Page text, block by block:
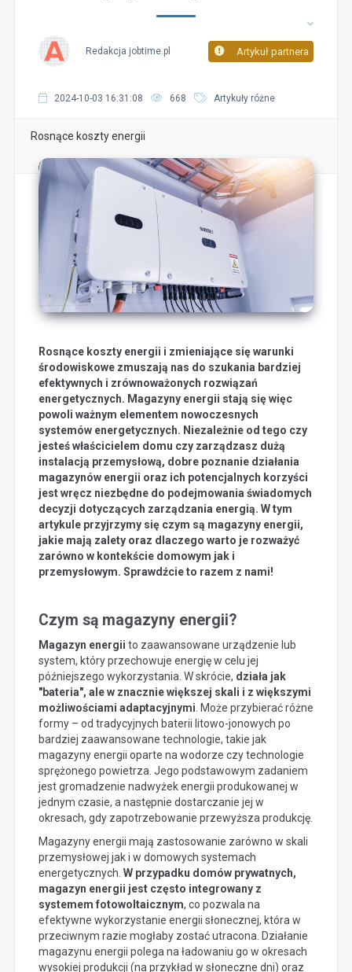
Artykuł partnera
Redakcja jobtime.pl
2024-10-03 16:31:08 668 Artykuły różne
Rosnące koszty energii
Rosnące koszty energii i zmieniające się warunki
środowiskowe zmuszają nas do szukania bardziej
efektywnych i zrównoważonych rozwiązań
energetycznych. Magazyny energii stają się więc
powoli ważnym elementem nowoczesnych
systemów energetycznych. Niezależnie od tego czy
jesteś właścicielem domu czy zarządzasz dużą
instalacją przemysłową, dobre poznanie działania
magazynów energii oraz ich potencjalnych korzyści
jest wręcz niezbędne do podejmowania świadomych
decyzji dotyczących zarządzania energią. W tym
artykule przyjrzymy się czym są magazyny energii,
jakie mają zalety oraz dlaczego warto je rozważyć
zarówno w kontekście domowym jak i
przemysłowym. Sprawdźcie to razem z nami!
Czym są magazyny energii?
Magazyn energii to zaawansowane urządzenie lub
system, który przechowuje energię w celu jej
późniejszego wykorzystania. W skrócie, działa jak
"bateria", ale w znacznie większej skali i z większymi
możliwościami adaptacyjnymi . Może przybierać różne
formy – od tradycyjnych baterii litowo-jonowych po
bardziej zaawansowane technologie, takie jak
magazyny energii oparte na wodorze czy technologie
sprężonego powietrza. Jego podstawowym zadaniem
jest gromadzenie nadwyżek energii produkowanej w
jednym czasie, a następnie dostarczanie jej w
okresach, gdy zapotrzebowanie przewyższa produkcję.
Magazyny energii mają zastosowanie zarówno w skali
przemysłowej jak i w domowych systemach
energetycznych. W przypadku domów prywatnych,
magazyn energii jest często integrowany z
systemem fotowoltaicznym, co pozwala na
efektywne wykorzystanie energii słonecznej, która w
przeciwnym razie mogłaby zostać utracona. Działanie
magazynu energii polega na ładowaniu go w okresach
wysokiej produkcji (na przykład w słoneczne dni) oraz